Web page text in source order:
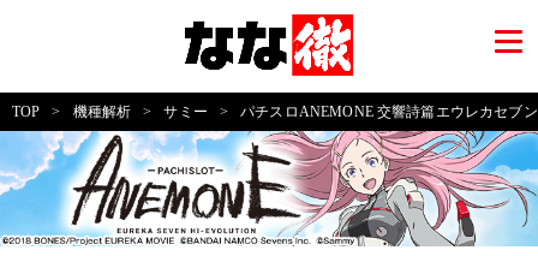
TOP > 機種解析 > サミー > パチスロANEMONE 交響詩篇エウレカセブ